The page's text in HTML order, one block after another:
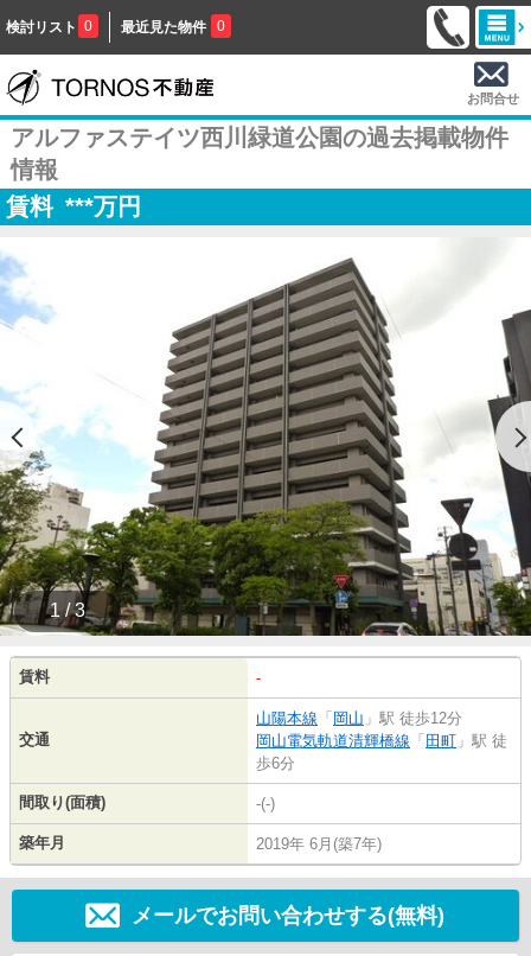
検討リスト 0 最近見た物件 0
お問合せ
アルファステイツ西川緑道公園の過去掲載物件
情報
賃料 ***万円
1 / 3
賃料 -
交通
山陽本線 「 岡山 」駅 徒歩12分
岡山電気軌道清輝橋線 「 田町 」駅 徒
歩6分
間取り(面積) -(-)
築年月 2019年 6月(築7年)
メールでお問い合わせする(無料)